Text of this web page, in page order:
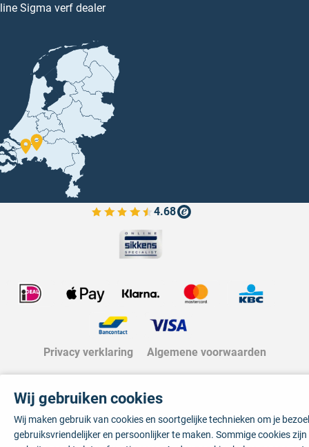
Sigma verf dealer
4.68
Bekijk de verfplaza beoordelingen
Privacy verklaring Algemene voorwaarden
Wij gebruiken cookies
Wij maken gebruik van cookies en soortgelijke technieken om je
gebruiksvriendelijker en persoonlijker te maken. Sommige cookies